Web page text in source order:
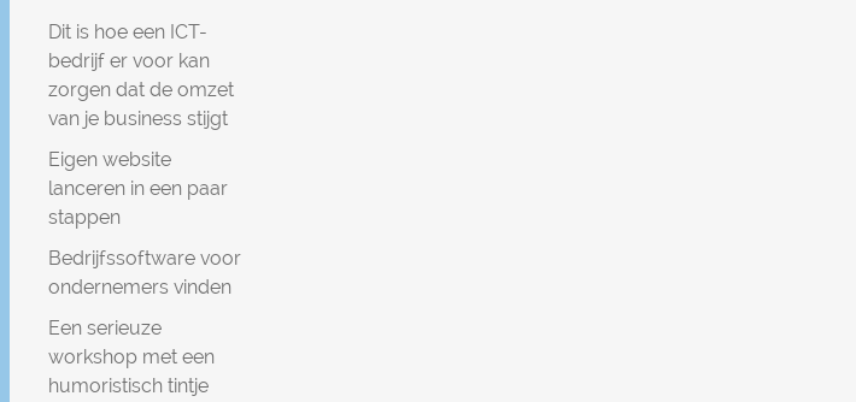
Dit is hoe een ICT-
bedrijf er voor kan
zorgen dat de omzet
van je business stijgt
Eigen website
lanceren in een paar
stappen
Bedrijfssoftware voor
ondernemers vinden
Een serieuze
workshop met een
humoristisch tintje